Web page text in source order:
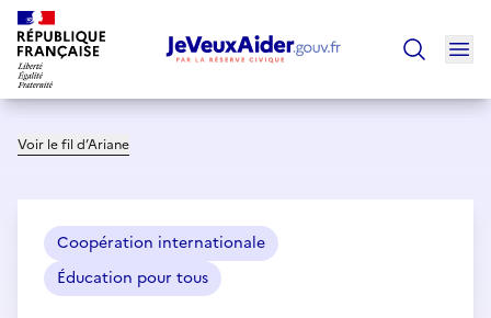
Voir le fil d’Ariane
Coopération internationale
Éducation pour tous